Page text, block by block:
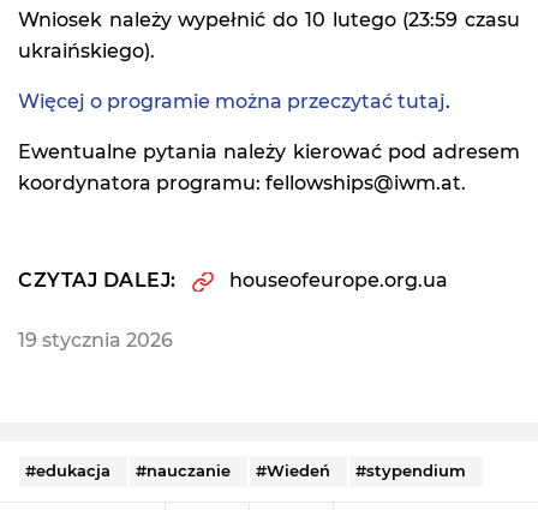
Wniosek należy wypełnić do 10 lutego (23:59 czasu
ukraińskiego).
Więcej o programie można przeczytać tutaj.
Ewentualne pytania należy kierować pod adresem
koordynatora programu: fellowships@iwm.at.
CZYTAJ DALEJ: houseofeurope.org.ua
19 stycznia 2026
#edukacja #nauczanie #Wiedeń #stypendium